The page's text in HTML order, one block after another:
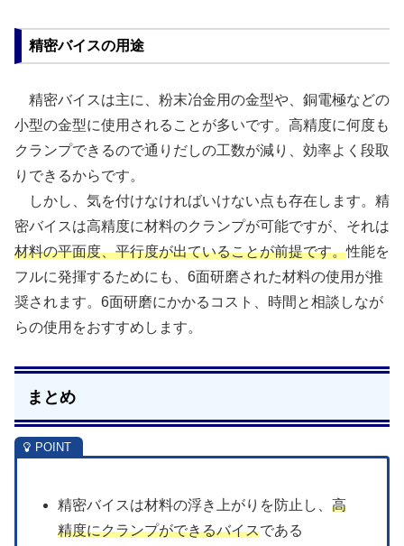
精密バイスの用途
精密バイスは主に、粉末冶金用の金型や、銅電極などの
小型の金型に使用されることが多いです。高精度に何度も
クランプできるので通りだしの工数が減り、効率よく段取
りできるからです。
しかし、気を付けなければいけない点も存在します。精
密バイスは高精度に材料のクランプが可能ですが、それは
材料の平面度、平行度が出ていることが前提です。性能を
フルに発揮するためにも、6面研磨された材料の使用が推
奨されます。6面研磨にかかるコスト、時間と相談しなが
らの使用をおすすめします。
まとめ
精密バイスは材料の浮き上がりを防止し、高
精度にクランプができるバイスである